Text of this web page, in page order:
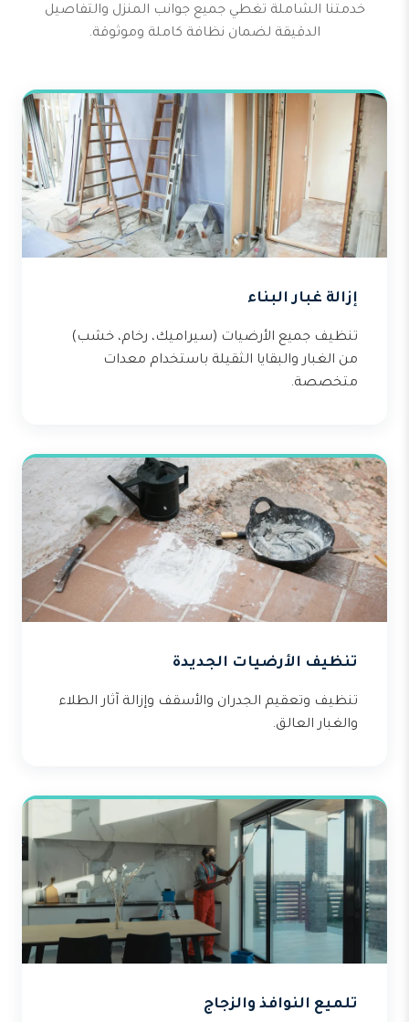
خدمتنا الشاملة تغطي جميع جوانب المنزل والتفاصيل
الدقيقة لضمان نظافة كاملة وموثوقة.
إزالة غبار البناء
تنظيف جميع الأرضيات (سيراميك، رخام، خشب)
من الغبار والبقايا الثقيلة باستخدام معدات
متخصصة.
تنظيف الأرضيات الجديدة
تنظيف وتعقيم الجدران والأسقف وإزالة آثار الطلاء
والغبار العالق.
تلميع النوافذ والزجاج